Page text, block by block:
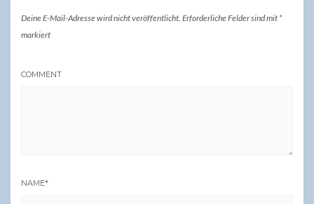
Deine E-Mail-Adresse wird nicht veröffentlicht. Erforderliche Felder sind mit *
markiert
COMMENT
NAME*